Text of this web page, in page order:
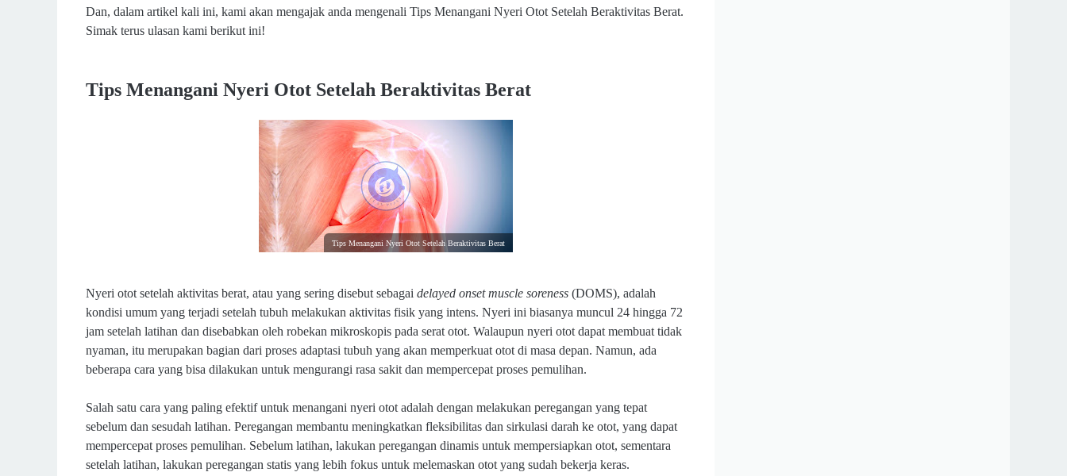
Dan, dalam artikel kali ini, kami akan mengajak anda mengenali Tips Menangani Nyeri Otot Setelah Beraktivitas Berat.
Simak terus ulasan kami berikut ini!
Tips Menangani Nyeri Otot Setelah Beraktivitas Berat
Tips Menangani Nyeri Otot Setelah Beraktivitas Berat
Nyeri otot setelah aktivitas berat, atau yang sering disebut sebagai delayed onset muscle soreness (DOMS), adalah
kondisi umum yang terjadi setelah tubuh melakukan aktivitas fisik yang intens. Nyeri ini biasanya muncul 24 hingga 72
jam setelah latihan dan disebabkan oleh robekan mikroskopis pada serat otot. Walaupun nyeri otot dapat membuat tidak
nyaman, itu merupakan bagian dari proses adaptasi tubuh yang akan memperkuat otot di masa depan. Namun, ada
beberapa cara yang bisa dilakukan untuk mengurangi rasa sakit dan mempercepat proses pemulihan.
Salah satu cara yang paling efektif untuk menangani nyeri otot adalah dengan melakukan peregangan yang tepat
sebelum dan sesudah latihan. Peregangan membantu meningkatkan fleksibilitas dan sirkulasi darah ke otot, yang dapat
mempercepat proses pemulihan. Sebelum latihan, lakukan peregangan dinamis untuk mempersiapkan otot, sementara
setelah latihan, lakukan peregangan statis yang lebih fokus untuk melemaskan otot yang sudah bekerja keras.